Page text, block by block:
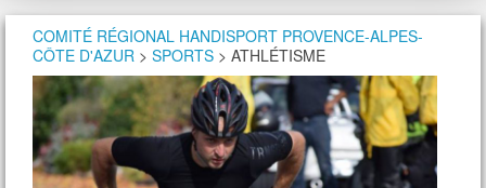
PRÉSENTATION
NOS COMITÉS
NOS ACTIONS
PRATIQUER
COMITÉ RÉGIONAL HANDISPORT PROVENCE-ALPES-
CÔTE D'AZUR > SPORTS > ATHLÉTISME